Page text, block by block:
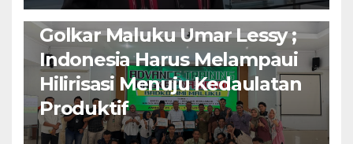
Isi Materi LK-III HMI, Ketua
Golkar Maluku Umar Lessy ;
Indonesia Harus Melampaui
Hilirisasi Menuju Kedaulatan
Produktif